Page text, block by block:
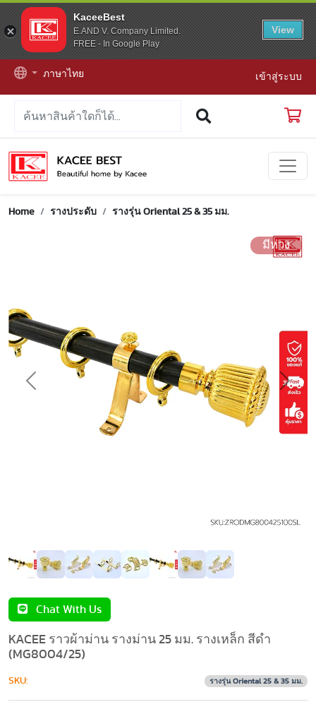
KaceeBest
E.AND V. Company Limited.
FREE - In Google Play
View
ภาษาไทย เข้าสู่ระบบ
Home รางประดับ รางรุ่น Oriental 25 & 35 มม.
มีห่วง
Previous Next
Chat With Us
KACEE ราวผ้าม่าน รางม่าน 25 มม. รางเหล็ก สีดำ
(MG8004/25)
SKU: รางรุ่น Oriental 25 & 35 มม.